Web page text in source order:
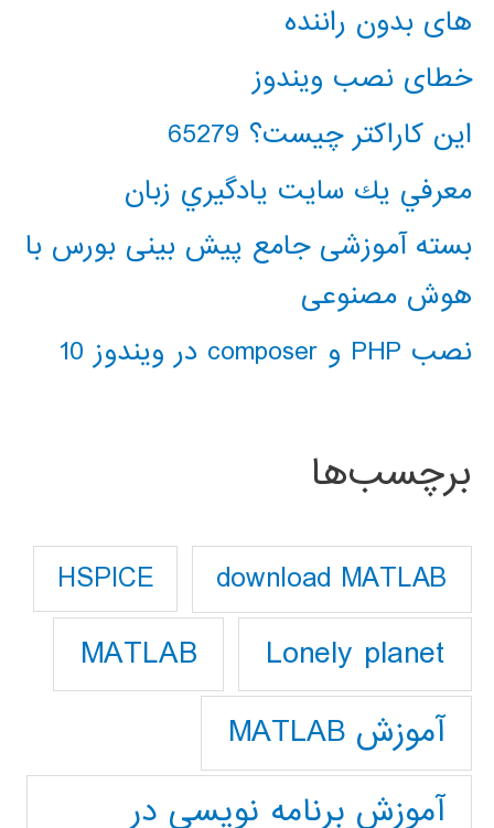
های بدون راننده
خطای نصب ویندوز
این کاراکتر چیست؟ 65279
معرفي يك سايت يادگيري زبان
بسته آموزشی جامع پیش بینی بورس با
هوش مصنوعی
نصب PHP و composer در ویندوز 10
برچسب‌ها
download MATLAB
HSPICE
Lonely planet
MATLAB
آموزش MATLAB
آموزش برنامه نویسی در